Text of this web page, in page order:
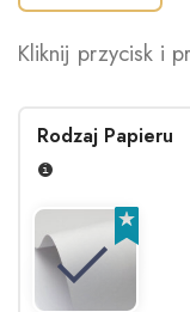
Kliknij przycisk i
Rodzaj Papieru